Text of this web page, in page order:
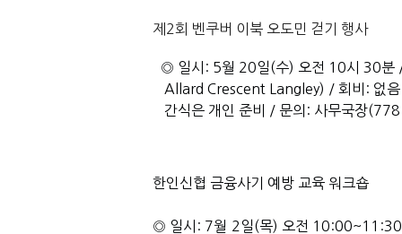
제2회 벤쿠버 이북 오도민 걷기 행사
◎ 일시: 5월 20일(수) 오전 10시 30
Allard Crescent Langley) / 회비: 없
간식은 개인 준비 / 문의: 사무국장
한인신협 금융사기 예방 교육 워크숍
◎ 일시: 7월 2일(목) 오전 10:00~11:30